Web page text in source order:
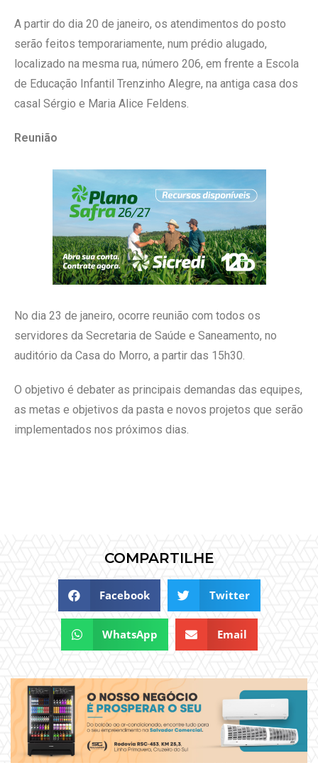
A partir do dia 20 de janeiro, os atendimentos do posto
serão feitos temporariamente, num prédio alugado,
localizado na mesma rua, número 206, em frente a Escola
de Educação Infantil Trenzinho Alegre, na antiga casa dos
casal Sérgio e Maria Alice Feldens.
Reunião
No dia 23 de janeiro, ocorre reunião com todos os
servidores da Secretaria de Saúde e Saneamento, no
auditório da Casa do Morro, a partir das 15h30.
O objetivo é debater as principais demandas das equipes,
as metas e objetivos da pasta e novos projetos que serão
implementados nos próximos dias.
COMPARTILHE
Facebook Twitter
WhatsApp Email